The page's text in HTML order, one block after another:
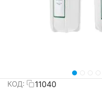
КОД: 11040